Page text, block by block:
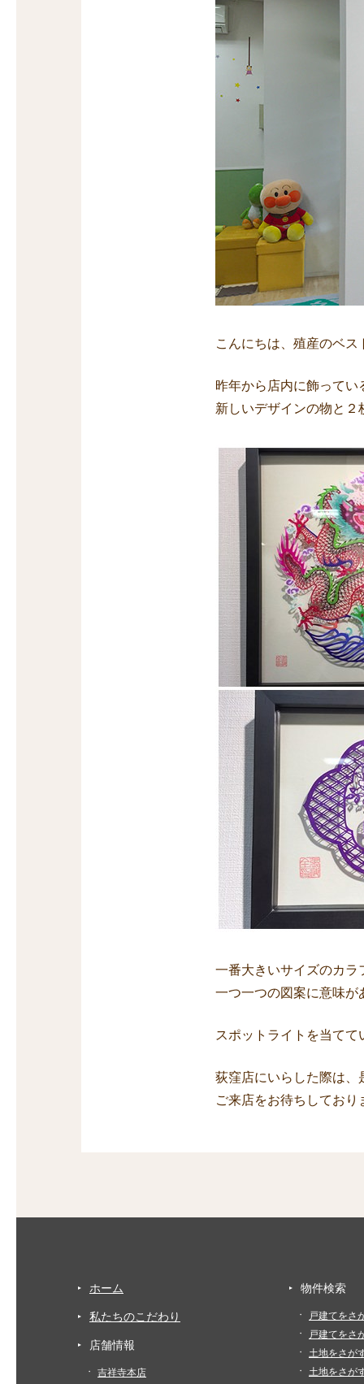
こんにちは、殖産のベス
昨年から店内に飾ってい
新しいデザインの物と２
一番大きいサイズのカラ
一つ一つの図案に意味が
スポットライトを当て
荻窪店にいらした際は、
ご来店をお待ちしており
ホーム
私たちのこだわり
店舗情報
吉祥寺本店
物件検索
戸建てをさ
戸建てをさ
土地をさが
土地をさが